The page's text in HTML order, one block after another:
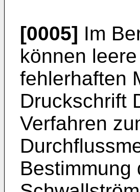
[0005] Im
können
fehlerhaften
Druckschrift
Verfahren
Bestimmung